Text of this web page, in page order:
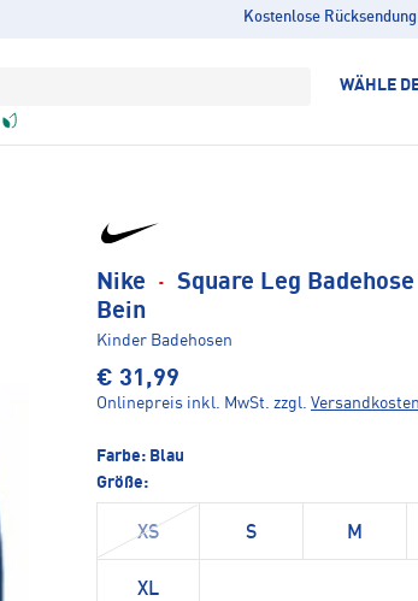
Kostenlose Rücksendung
WÄHLE
Nike · Square Leg
Bein
Kinder Badehosen
€ 31,99
Onlinepreis inkl. MwSt. zzgl. Versandkosten
Farbe: Blau
Größe:
XS S M
XL